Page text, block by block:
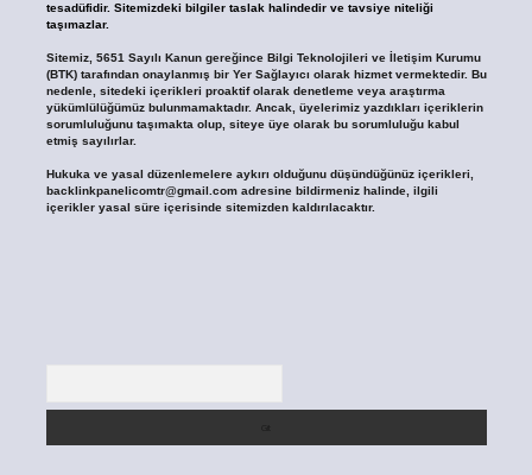
tesadüfidir. Sitemizdeki bilgiler taslak halindedir ve tavsiye niteliği
taşımazlar.
Sitemiz, 5651 Sayılı Kanun gereğince Bilgi Teknolojileri ve İletişim Kurumu
(BTK) tarafından onaylanmış bir Yer Sağlayıcı olarak hizmet vermektedir. Bu
nedenle, sitedeki içerikleri proaktif olarak denetleme veya araştırma
yükümlülüğümüz bulunmamaktadır. Ancak, üyelerimiz yazdıkları içeriklerin
sorumluluğunu taşımakta olup, siteye üye olarak bu sorumluluğu kabul
etmiş sayılırlar.
Hukuka ve yasal düzenlemelere aykırı olduğunu düşündüğünüz içerikleri,
backlinkpanelicomtr@gmail.comadresine bildirmeniz halinde, ilgili
içerikler yasal süre içerisinde sitemizden kaldırılacaktır.